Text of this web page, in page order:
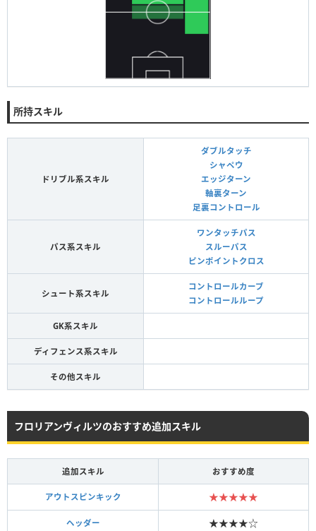
所持スキル
ドリブル系スキル
ダブルタッチ
シャペウ
エッジターン
軸裏ターン
足裏コントロール
パス系スキル
ワンタッチパス
スルーパス
ピンポイントクロス
シュート系スキル
コントロールカーブ
コントロールループ
GK系スキル
ディフェンス系スキル
その他スキル
フロリアンヴィルツのおすすめ追加スキル
追加スキル おすすめ度
アウトスピンキック ★★★★★
ヘッダー ★★★★☆